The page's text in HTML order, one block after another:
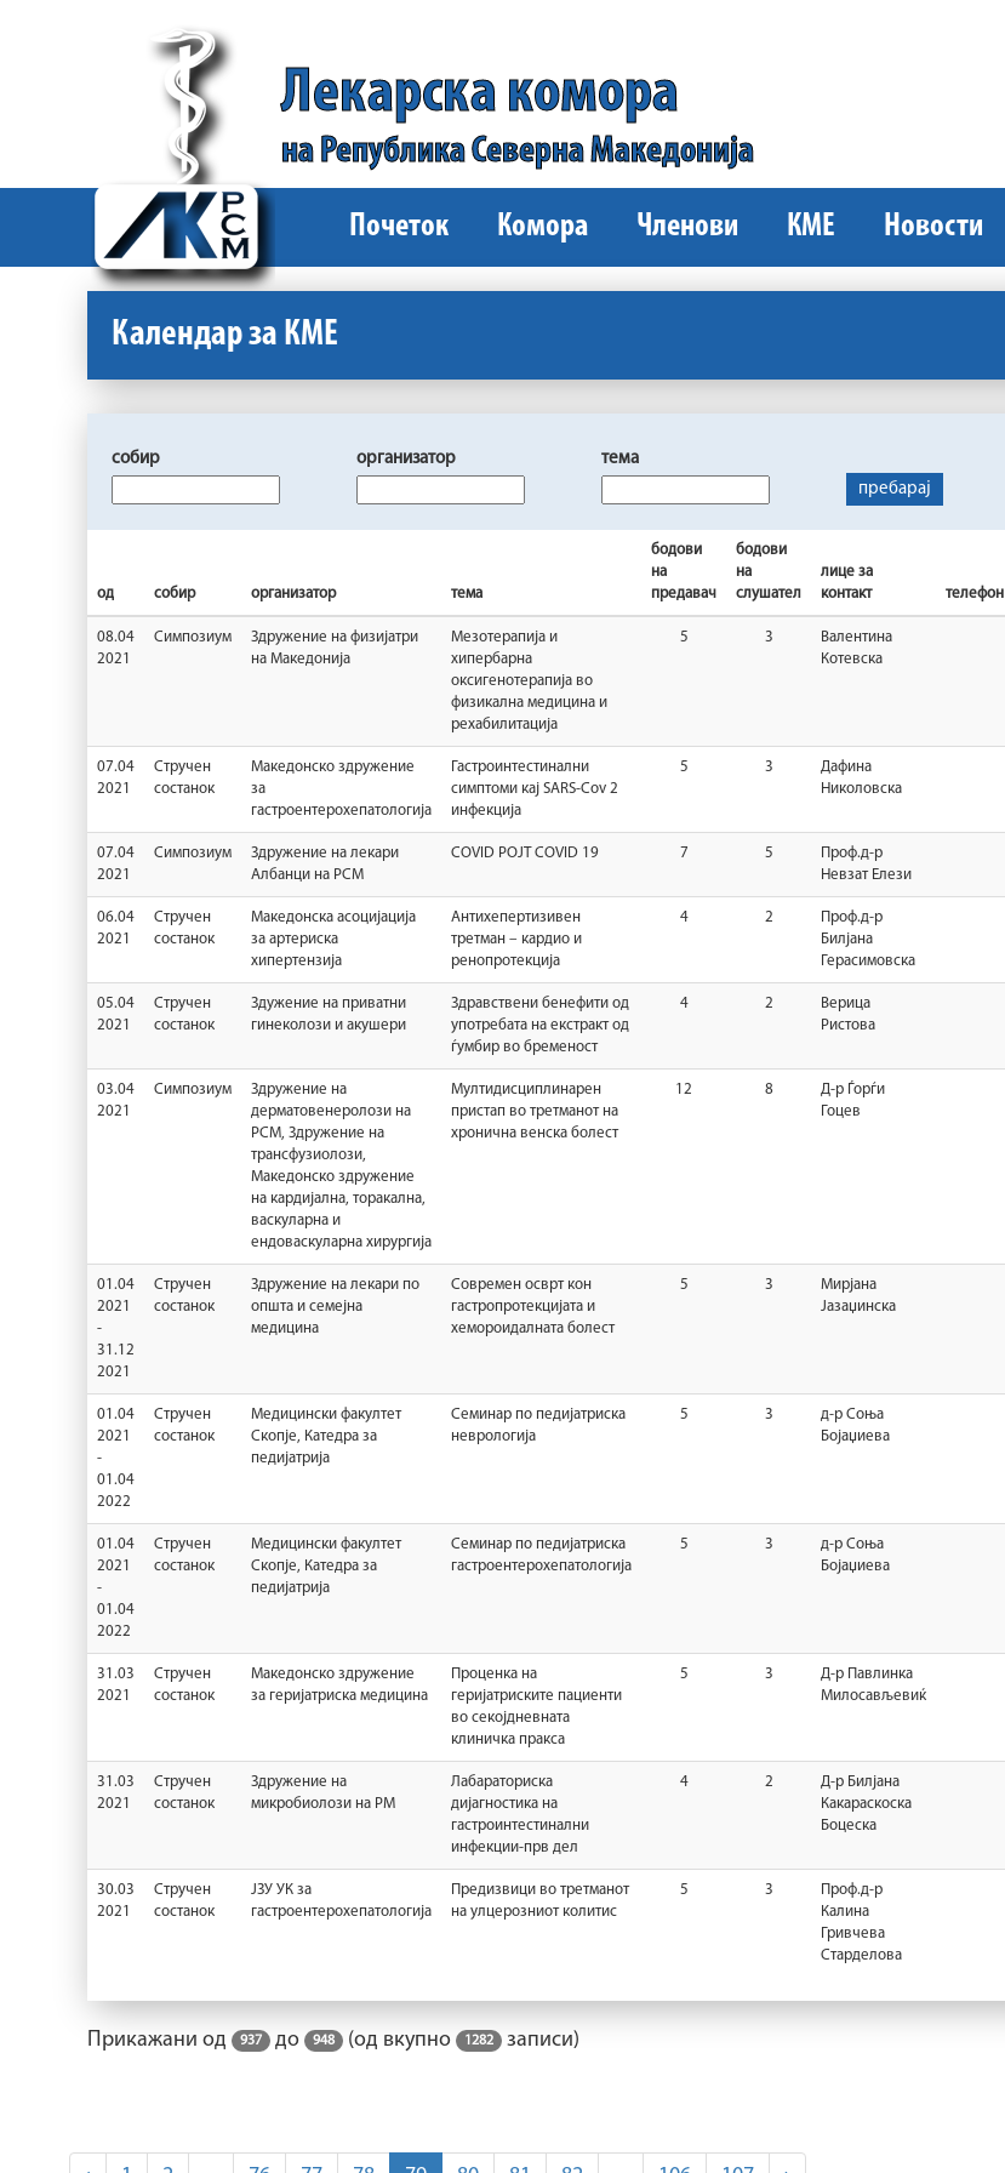
Лекарска комора
на Република Северна Македонија
Почеток Комора Членови КМЕ Новости
Календар за КМЕ
собир организатор
тема
пребарај
од собир организатор тема
бодови
на
предавач
бодови
на
слушател
лице за
контакт
телефон
08.04
2021
Симпозиум
Здружение на физијатри
на Македонија
Мезотерапија и
хипербарна
оксигенотерапија во
физикална медицина и
рехабилитација
5 3
Валентина
Котевска
07.04
2021
Стручен
состанок
Maкедонско здружение
за
гастроентерохепатологија
Гастроинтестинални
симптоми кај SARS-Cov 2
инфекција
5 3
Дафина
Николовска
07.04
2021
Симпозиум
Здружение на лекари
Албанци на РСМ
COVID POJT COVID 19 7 5
Проф.д-р
Невзат Елези
06.04
2021
Стручен
состанок
Македонска асоцијација
за артериска
хипертензија
Антихепертизивен
третман – кардио и
ренопротекција
4 2
Проф.д-р
Билјана
Герасимовска
05.04
2021
Стручен
состанок
Здужение на приватни
гинеколози и акушери
Здравствени бенефити од
употребата на екстракт од
ѓумбир во бременост
4 2
Верица
Ристова
03.04
2021
Симпозиум
Здружение на
дерматовенеролози на
РСМ, Здружение на
трансфузиолози,
Македонско здружение
на кардијална, торакална,
васкуларна и
ендоваскуларна хирургија
Мултидисциплинарен
пристап во третманот на
хронична венска болест
12 8
Д-р Ѓорѓи
Гоцев
01.04
2021
-
31.12
2021
Стручен
состанок
Здружение на лекари по
општа и семејна
медицина
Современ осврт кон
гастропротекцијата и
хемороидалната болест
5 3
Мирјана
Јазаџинска
01.04
2021
-
01.04
2022
Стручен
состанок
Медицински факултет
Скопје, Катедра за
педијатрија
Семинар по педијатриска
неврологија
5 3
д-р Соња
Бојаџиева
01.04
2021
-
01.04
2022
Стручен
состанок
Медицински факултет
Скопје, Катедра за
педијатрија
Семинар по педијатриска
гастроентерохепатологија
5 3
д-р Соња
Бојаџиева
31.03
2021
Стручен
состанок
Македонско здружение
за геријатриска медицина
Проценка на
геријатриските пациенти
во секојдневната
клиничка пракса
5 3
Д-р Павлинка
Милосављевиќ
31.03
2021
Стручен
состанок
Здружение на
микробиолози на РМ
Лабараториска
дијагностика на
гастроинтестинални
инфекции-прв дел
4 2
Д-р Билјана
Какараскоска
Боцеска
30.03
2021
Стручен
состанок
ЈЗУ УК за
гастроентерохепатологија
Предизвици во третманот
на улцерозниот колитис
5 3
Проф.д-р
Калина
Гривчева
Старделова
Прикажани од 937 до 948 (од вкупно 1282 записи)